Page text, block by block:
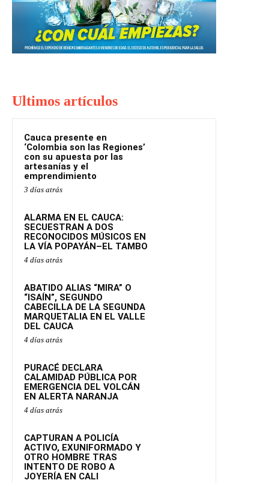
Ultimos artículos
Cauca presente en
‘Colombia son las Regiones’
con su apuesta por las
artesanías y el
emprendimiento
3 días atrás
ALARMA EN EL CAUCA:
SECUESTRAN A DOS
RECONOCIDOS MÚSICOS EN
LA VÍA POPAYÁN–EL TAMBO
4 días atrás
ABATIDO ALIAS “MIRA” O
“ISAÍN”, SEGUNDO
CABECILLA DE LA SEGUNDA
MARQUETALIA EN EL VALLE
DEL CAUCA
4 días atrás
PURACÉ DECLARA
CALAMIDAD PÚBLICA POR
EMERGENCIA DEL VOLCÁN
EN ALERTA NARANJA
4 días atrás
CAPTURAN A POLICÍA
ACTIVO, EXUNIFORMADO Y
OTRO HOMBRE TRAS
INTENTO DE ROBO A
JOYERÍA EN CALI